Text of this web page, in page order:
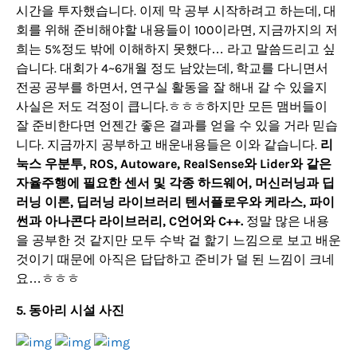
시간을 투자했습니다. 이제 막 공부 시작하려고 하는데, 대
회를 위해 준비해야할 내용들이 100이라면, 지금까지의 저
희는 5%정도 밖에 이해하지 못했다… 라고 말씀드리고 싶
습니다. 대회가 4~6개월 정도 남았는데, 학교를 다니면서
전공 공부를 하면서, 연구실 활동을 잘 해내 갈 수 있을지
사실은 저도 걱정이 큽니다.ㅎㅎㅎ하지만 모든 맴버들이
잘 준비한다면 언젠간 좋은 결과를 얻을 수 있을 거라 믿습
니다. 지금까지 공부하고 배운내용들은 이와 같습니다. 리
눅스 우분투, ROS, Autoware, RealSense와 Lider와 같은
자율주행에 필요한 센서 및 각종 하드웨어, 머신러닝과 딥
러닝 이론, 딥러닝 라이브러리 텐서플로우와 케라스, 파이
썬과 아나콘다 라이브러리, C언어와 C++. 정말 많은 내용
을 공부한 것 같지만 모두 수박 겉 핥기 느낌으로 보고 배운
것이기 때문에 아직은 답답하고 준비가 덜 된 느낌이 크네
요…ㅎㅎㅎ
5. 동아리 시설 사진